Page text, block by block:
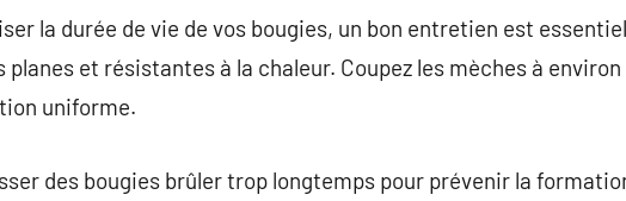
la durée de vie de vos bougies, un bon entretien est
planes et résistantes à la chaleur. Coupez les mèches à
uniforme.
des bougies brûler trop longtemps pour prévenir la